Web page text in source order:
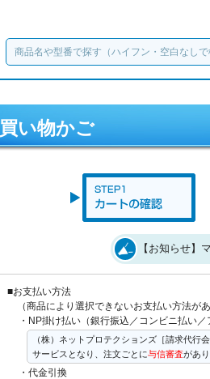
買い物かご
【お知らせ】
■お支払い方法
（商品により選択できないお支払い方法が
・NP掛け払い（銀行振込／コンビニ払い
（株）ネットプロテクションズ［請求代行
サービスとなり、注文ごとに与信審査があ
・代金引換